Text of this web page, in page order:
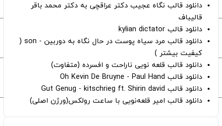
دانلود قالب نگاه عجیب دکتر عراقچی به دکتر محمد باقر
قالیباف
دانلود قالب kylian dictator
دانلود قالب مرد سیاه پوست در حال نگاه به دوربین - son (
کیفیت بیشتر )
دانلود قالب قلعه نویی ناراحت و افسرده (متفاوت)
دانلود قالب Oh Kevin De Bruyne - Paul Hand
دانلود قالب Gut Genug - kitschrieg ft. Shirin david
دانلود قالب امیر قلعه‌نویی با ساعت رولکس(ورژن اصلی)